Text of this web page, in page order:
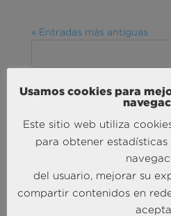
« Entradas más antiguas
MÁS NOTICIAS SOBRE:
BRAINTRUST
Usamos cookies para
Este sitio web utiliza
para obtener
del usuario, mejorar su
compartir contenidos en